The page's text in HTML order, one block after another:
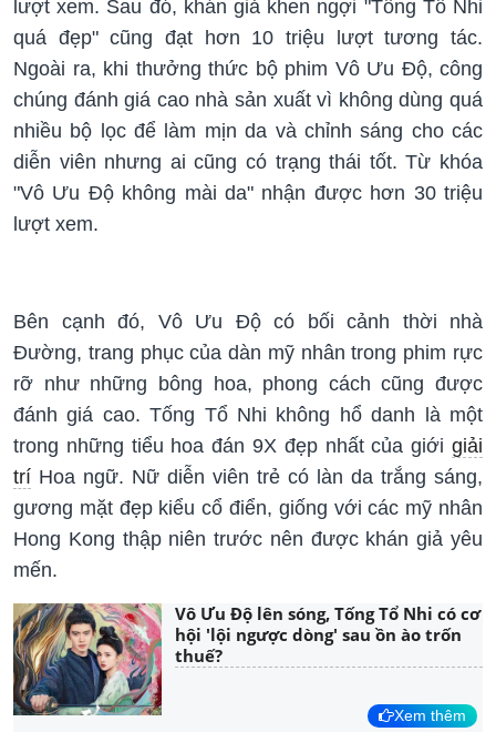
lượt xem. Sau đó, khán giả khen ngợi "Tống Tổ Nhi
quá đẹp" cũng đạt hơn 10 triệu lượt tương tác.
Ngoài ra, khi thưởng thức bộ phim Vô Ưu Độ, công
chúng đánh giá cao nhà sản xuất vì không dùng quá
nhiều bộ lọc để làm mịn da và chỉnh sáng cho các
diễn viên nhưng ai cũng có trạng thái tốt. Từ khóa
"Vô Ưu Độ không mài da" nhận được hơn 30 triệu
lượt xem.
Bên cạnh đó, Vô Ưu Độ có bối cảnh thời nhà
Đường, trang phục của dàn mỹ nhân trong phim rực
rỡ như những bông hoa, phong cách cũng được
đánh giá cao. Tống Tổ Nhi không hổ danh là một
trong những tiểu hoa đán 9X đẹp nhất của giới giải
trí Hoa ngữ. Nữ diễn viên trẻ có làn da trắng sáng,
gương mặt đẹp kiểu cổ điển, giống với các mỹ nhân
Hong Kong thập niên trước nên được khán giả yêu
mến.
Vô Ưu Độ lên sóng, Tống Tổ Nhi có cơ
hội 'lội ngược dòng' sau ồn ào trốn
thuế?
Xem thêm